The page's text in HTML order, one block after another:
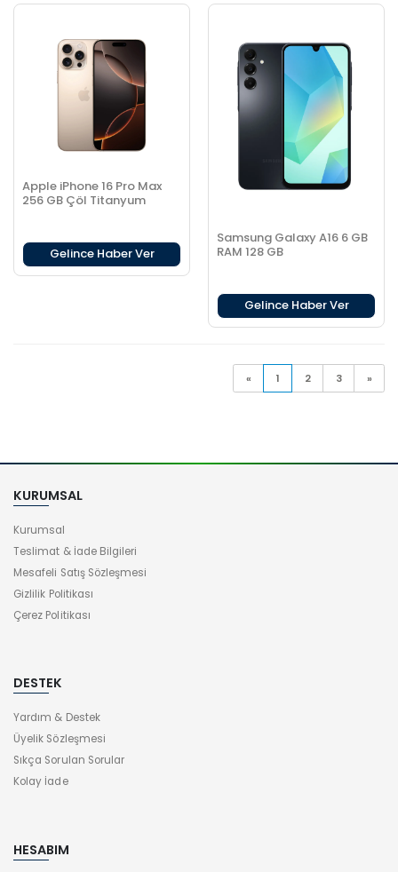
Apple iPhone 16 Pro Max
256 GB Çöl Titanyum
Gelince Haber Ver
Samsung Galaxy A16 6 GB
RAM 128 GB
Gelince Haber Ver
« 1 2 3 »
KURUMSAL
Kurumsal
Teslimat & İade Bilgileri
Mesafeli Satış Sözleşmesi
Gizlilik Politikası
Çerez Politikası
DESTEK
Yardım & Destek
Üyelik Sözleşmesi
Sıkça Sorulan Sorular
Kolay İade
HESABIM